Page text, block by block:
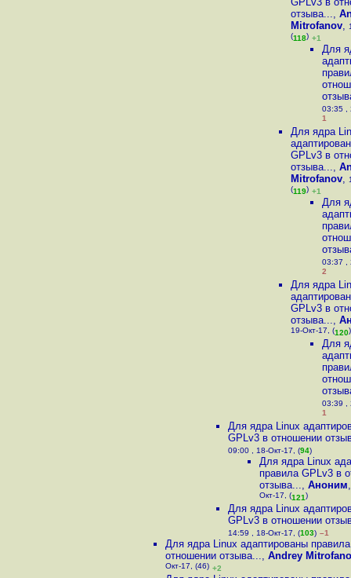
отзыва...,
Mitrofanov,
(118) +1
Для
03:35 ,
1
Для ядра
GPLv3 в
отзыва...,
Mitrofanov,
(119) +1
Для
03:37 ,
2
Для ядра
GPLv3 в
отзыва...,
19-Окт-17, (120)
Для
03:39 ,
1
Для ядра Linux
GPLv3 в отношении
09:00 , 18-Окт-17, (94)
Для ядра Linux
правила GPLv3 в
отзыва..., Аноним
Окт-17, (121)
Для ядра Linux
GPLv3 в отношении
14:59 , 18-Окт-17, (103) –1
Для ядра Linux адаптированы
отношении отзыва..., Andrey
Окт-17, (46) +2